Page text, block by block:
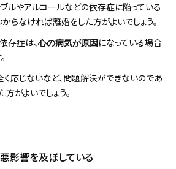
ルやアルコールなどの依存症に陥っている
らなければ離婚をした方がよいでしょう。
存症は、心の病気が原因 になっている場合
応じないなど、問題解決ができないのであ
がよいでしょう。
影響を及ぼしている